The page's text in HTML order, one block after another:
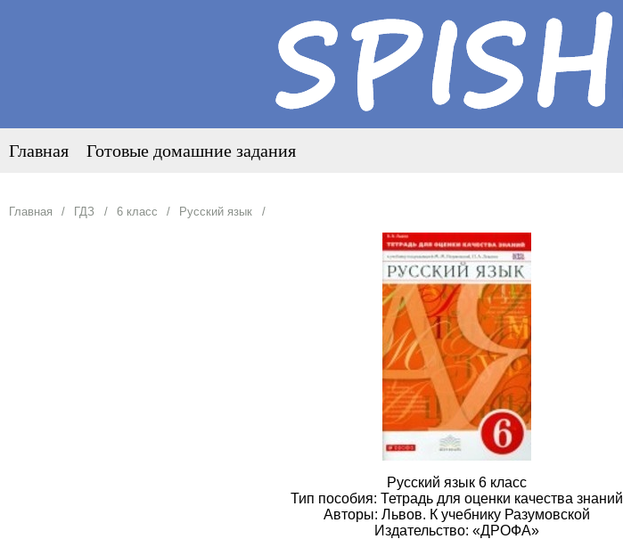
Главная Готовые домашние задания
Главная ГДЗ 6 класс Русский язык
Русский язык 6 класс
Тип пособия: Тетрадь для оценки качества знаний
Авторы: Львов. К учебнику Разумовской
Издательство: «ДРОФА»